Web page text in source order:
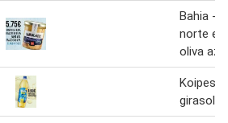
Bahia -
norte en
oliva
girasol